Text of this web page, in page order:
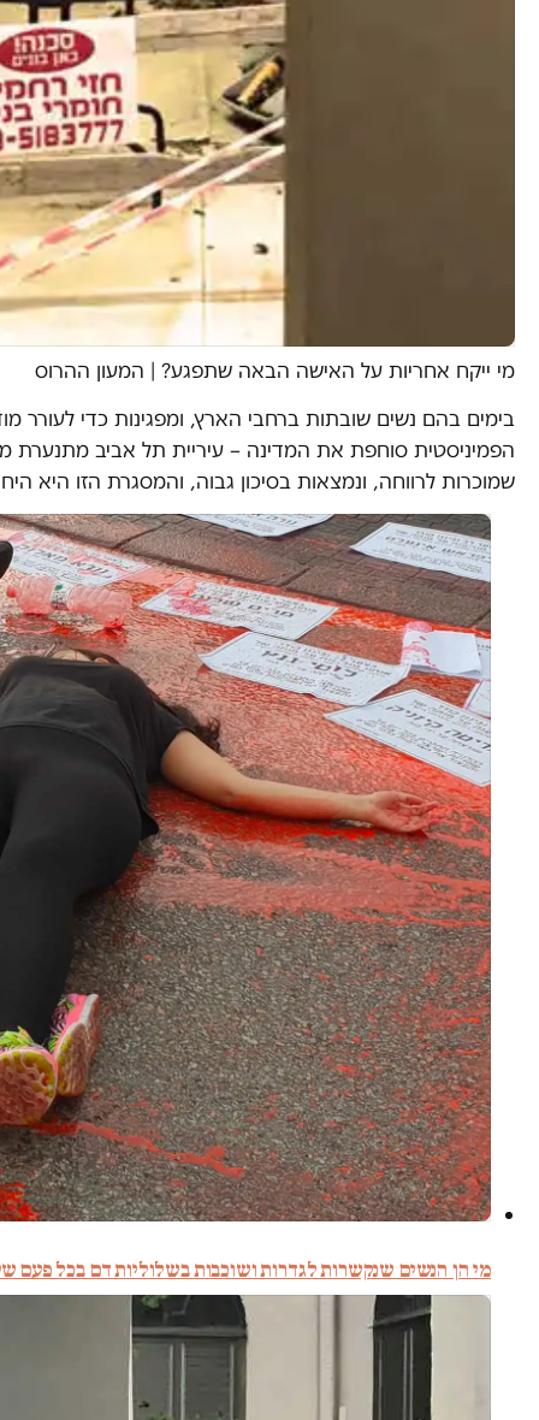
מי ייקח אחריות על האישה הבאה שתפגע? | המעון ההרוס
הפמיניסטית סוחפת את המדינה – עיריית תל אביב מתנערת
שמוכרות לרווחה, ונמצאות בסיכון גבוה, והמסגרת הזו היא
מי הן הנשים שנקשרות לגדרות ושוכבות בשלוליות דם בכל פעם